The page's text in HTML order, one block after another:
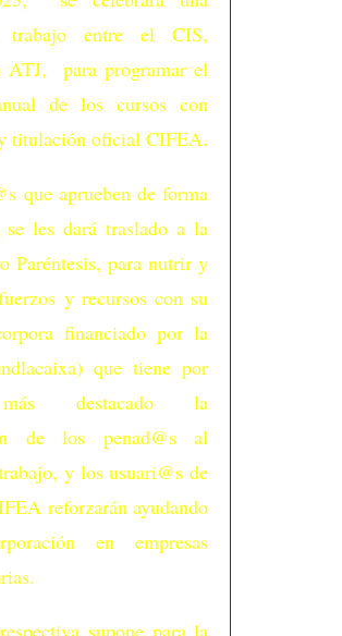
trabajo entre el CIS,
para programar el
de los cursos con
titulación oficial CIFEA.
que aprueben de forma
se les dará traslado a la
Paréntesis, para nutrir y
y recursos con su
financiado por la
que tiene por
destacado la
de los penad@s al
y los usuari@s de
reforzarán ayudando
en empresas